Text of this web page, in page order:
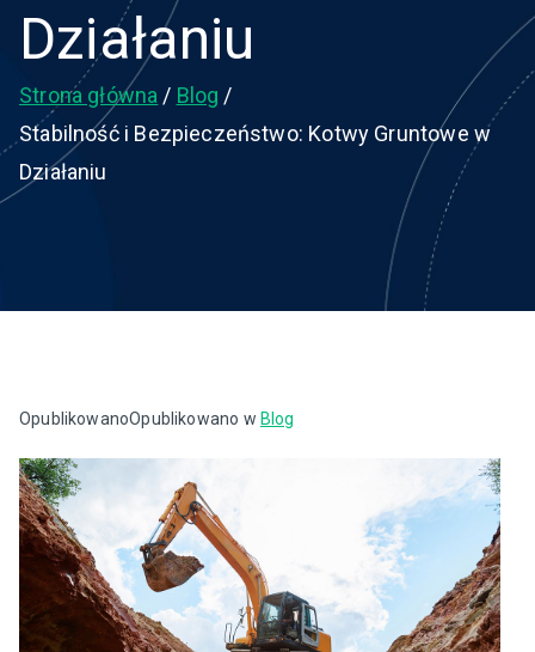
Działaniu
Strona główna
Blog
Stabilność i Bezpieczeństwo: Kotwy Gruntowe w
Działaniu
OpublikowanoOpublikowano w Blog